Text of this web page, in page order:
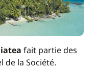
fait partie des
de la Société.